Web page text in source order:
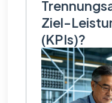
Ziel-
(KPIs)?